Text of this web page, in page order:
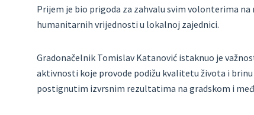
Prijem je bio prigoda za zahvalu svim volonterima
humanitarnih vrijednosti u lokalnoj zajednici.
Gradonačelnik Tomislav Katanović istaknuo je
aktivnosti koje provode podižu kvalitetu života i
postignutim izvrsnim rezultatima na gradskom i